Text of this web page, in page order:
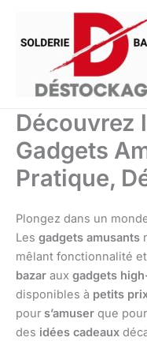
contenu
Découvrez
Gadgets
Pratique,
Plongez dans un
Les gadgets amusants
mêlant fonctionnalité
bazar aux gadgets
disponibles à petits
pour s’amuser que pour
des idées cadeaux